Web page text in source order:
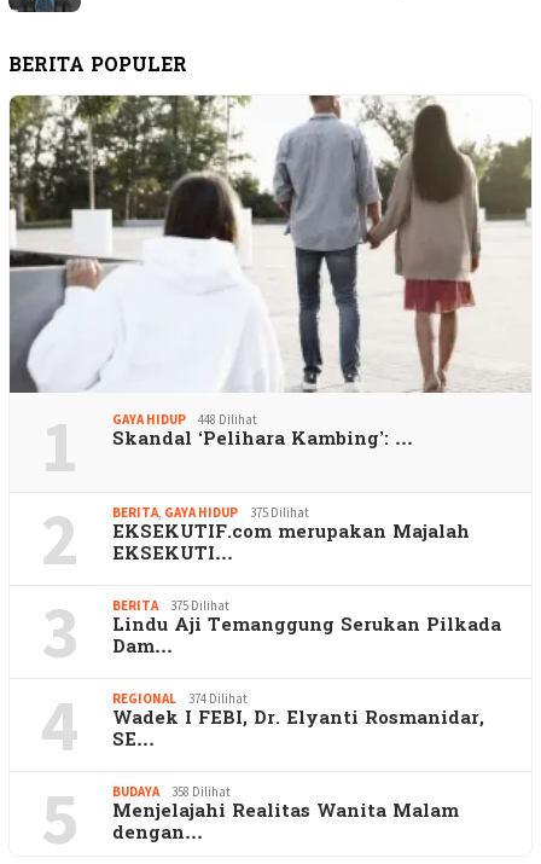
BERITA POPULER
1 GAYA HIDUP 448 Dilihat
Skandal ‘Pelihara Kambing’: …
2 BERITA GAYA HIDUP 375 Dilihat
EKSEKUTIF.com merupakan Majalah
EKSEKUTI…
3 BERITA 375 Dilihat
Lindu Aji Temanggung Serukan Pilkada
Dam…
4 REGIONAL 374 Dilihat
Wadek I FEBI, Dr. Elyanti Rosmanidar,
SE…
5 BUDAYA 358 Dilihat
Menjelajahi Realitas Wanita Malam
dengan…